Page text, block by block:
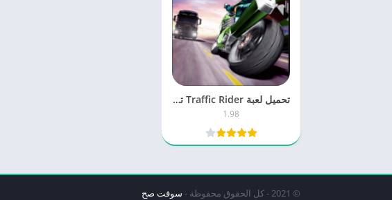
تحميل لعبة Traffic Rider ترافيك رايدر 1.9 للكمبيوتر والموبايل برابط مباشر
1.98
© 2021 - كل الحقوق محفوظة -
سوفت صح